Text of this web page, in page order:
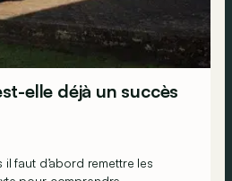
elle déjà un succès
faut d’abord remettre les